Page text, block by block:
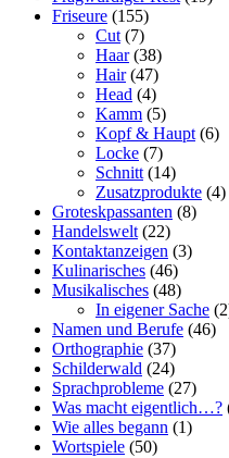
Friseure (155)
Cut (7)
Haar(38)
Hair(47)
Head (4)
Kamm (5)
Kopf & Haupt (6)
Locke (7)
Schnitt (14)
Zusatzprodukte (4)
Groteskpassanten (8)
Handelswelt (22)
Kontaktanzeigen (3)
Kulinarisches (46)
Musikalisches (48)
In eigener Sache
Namen und Berufe (46)
Orthographie (37)
Schilderwald (24)
Sprachprobleme (27)
Was macht eigentlich…?
Wie alles begann (1)
Wortspiele (50)